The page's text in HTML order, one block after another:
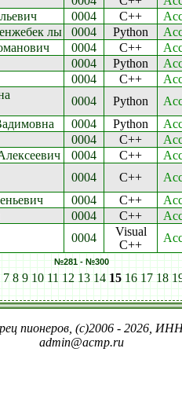
0004 C++
лы 0004 Python
0004 C++
0004 Python
0004 C++
0004 Python
0004 Python
0004 C++
0004 C++
0004 C++
0004 C++
0004 C++
0004
Visual
C++
№281 - №300
7 8 9 10 11 12 13 14 15 16 17 18
пионеров, (c)2006 - 2026,
admin@acmp.ru